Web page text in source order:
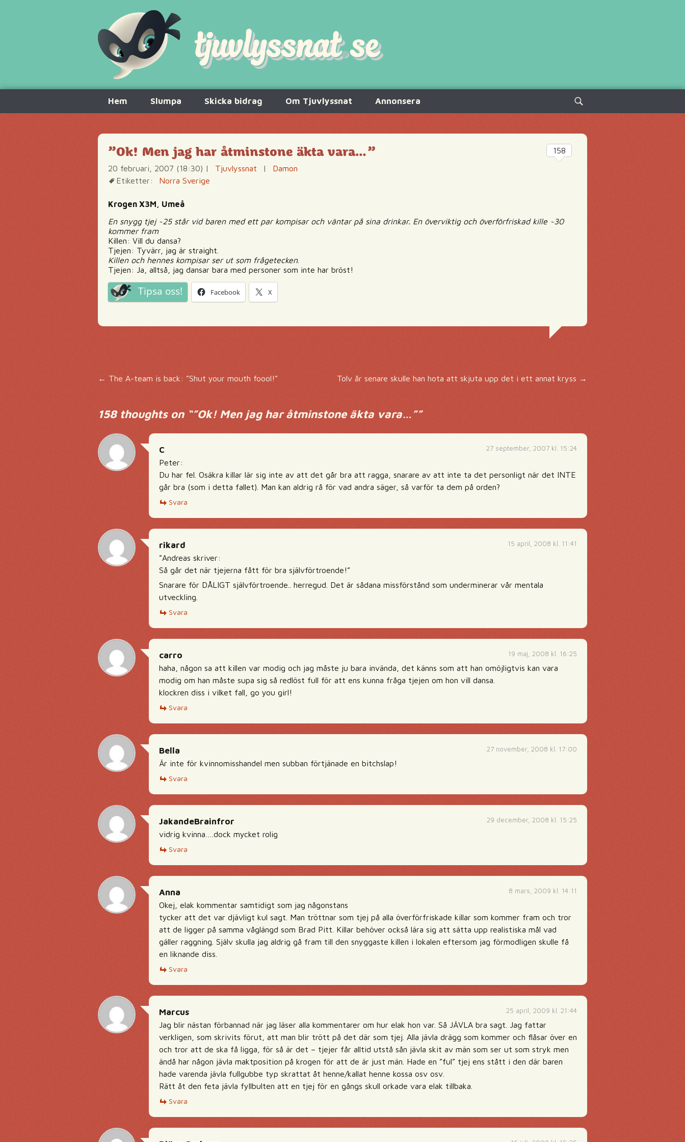
innehåll
Hem Slumpa Skicka bidrag Om Tjuvlyssnat Annonsera
Sök
efter:
”Ok! Men jag har åtminstone äkta vara…”
20 februari, 2007 (18:30) | Tjuvlyssnat |
Damon
Etiketter:
Norra Sverige
Krogen X3M, Umeå
En snygg tjej ~25 står vid baren med ett par kompisar och väntar på sina drinkar. En överviktig och överförfriskad kille ~30
kommer fram
Killen: Vill du dansa?
Tjejen: Tyvärr, jag är straight.
Killen och hennes kompisar ser ut som frågetecken.
Tjejen: Ja, alltså, jag dansar bara med personer som inte har bröst!
Tipsa oss! Facebook X
158
Inläggsnavigering
← The A-team is back: ”Shut your mouth foool!” Tolv år senare skulle han hota att skjuta upp det i ett annat kryss →
158 thoughts on “”Ok! Men jag har åtminstone äkta vara…””
27 september, 2007 kl. 15:24
C
Peter:
Du har fel. Osäkra killar lär sig inte av att det går bra att ragga, snarare av att inte ta det personligt när det INTE
går bra (som i detta fallet). Man kan aldrig rå för vad andra säger, så varför ta dem på orden?
Svara
15 april, 2008 kl. 11:41
rikard
”Andreas skriver:
Så går det när tjejerna fått för bra självförtroende!”
Snarare för DÅLIGT självförtroende.. herregud. Det är sådana missförstånd som underminerar vår mentala
utveckling.
Svara
19 maj, 2008 kl. 16:25
carro
haha, någon sa att killen var modig och jag måste ju bara invända, det känns som att han omöjligtvis kan vara
modig om han måste supa sig så redlöst full för att ens kunna fråga tjejen om hon vill dansa.
klockren diss i vilket fall, go you girl!
Svara
27 november, 2008 kl. 17:00
Bella
Är inte för kvinnomisshandel men subban förtjänade en bitchslap!
Svara
29 december, 2008 kl. 15:25
JakandeBrainfror
vidrig kvinna….dock mycket rolig
Svara
8 mars, 2009 kl. 14:11
Anna
Okej, elak kommentar samtidigt som jag någonstans
tycker att det var djävligt kul sagt. Man tröttnar som tjej på alla överförfriskade killar som kommer fram och tror
att de ligger på samma våglängd som Brad Pitt. Killar behöver också lära sig att sätta upp realistiska mål vad
gäller raggning. Själv skulla jag aldrig gå fram till den snyggaste killen i lokalen eftersom jag förmodligen skulle få
en liknande diss.
Svara
25 april, 2009 kl. 21:44
Marcus
Jag blir nästan förbannad när jag läser alla kommentarer om hur elak hon var. Så JÄVLA bra sagt. Jag fattar
verkligen, som skrivits förut, att man blir trött på det där som tjej. Alla jävla drägg som kommer och flåsar över en
och tror att de ska få ligga, för så är det – tjejer får alltid utstå sån jävla skit av män som ser ut som stryk men
ändå har någon jävla maktposition på krogen för att de är just män. Hade en ”ful” tjej ens stått i den där baren
hade varenda jävla fullgubbe typ skrattat åt henne/kallat henne kossa osv osv.
Rätt åt den feta jävla fyllbulten att en tjej för en gångs skull orkade vara elak tillbaka.
Svara